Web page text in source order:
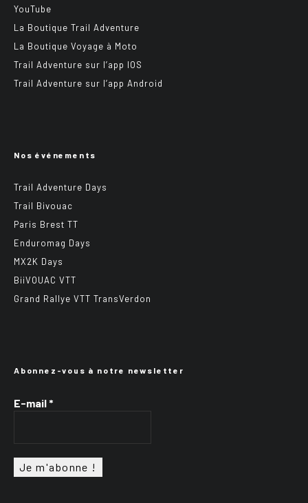
YouTube
La Boutique Trail Adventure
La Boutique Voyage à Moto
Trail Adventure sur l’app IOS
Trail Adventure sur l’app Android
Nos événements
Trail Adventure Days
Trail Bivouac
Paris Brest TT
Enduromag Days
MX2K Days
BiiVOUAC VTT
Grand Rallye VTT TransVerdon
Abonnez-vous à notre newsletter
E-mail*